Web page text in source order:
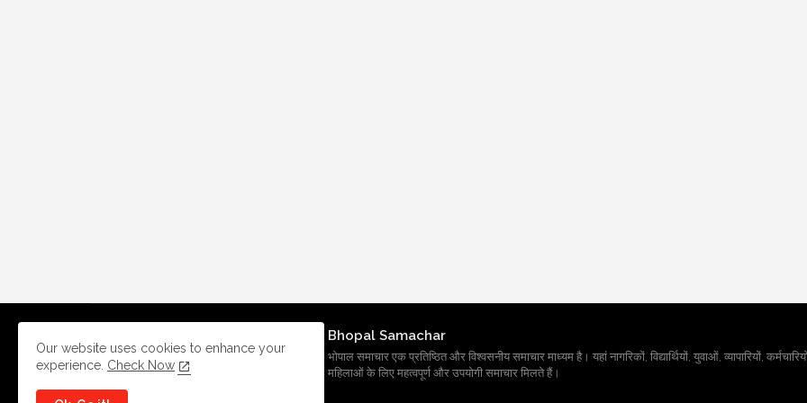
Bhopal Samachar
भोपाल समाचार एक प्रतिष्ठित और विश्वसनीय समाचार माध्यम है। यहां नागरिकों, विद्यार्थियों, युवाओं, व्यापारियों,
महिलाओं के लिए महत्वपूर्ण और उपयोगी समाचार मिलते हैं।
Our website uses cookies to enhance your
experience. Check Now